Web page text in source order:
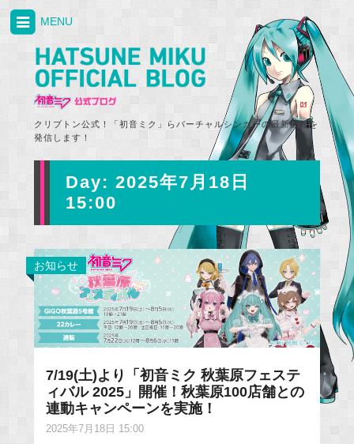
クリプトン公式！「初音ミク」らバーチャルシンガーの最新情報を
発信します！
MENU
Day: 2025年7月18日
15:00
お知らせ
7/19(土)より「初音ミク 秋葉原フェステ
ィバル 2025」開催！秋葉原100店舗との
連動キャンペーンを実施！
2025年7月18日 15:00